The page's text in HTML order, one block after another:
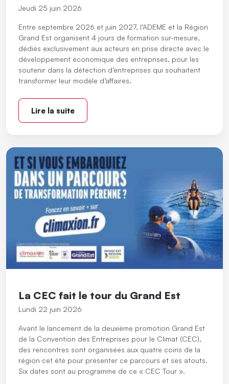
Jeudi 25 juin 2026
Entre septembre 2026 et juin 2027, l’ADEME et la Région
Grand Est organisent 4 jours de formation sur-mesure,
dédiés exclusivement aux acteurs en prise directe avec le
développement économique des entreprises, pour les
soutenir dans la détection d’entreprises qui souhaitent
transformer leur modèle d’affaires.
Lire la suite
La CEC fait le tour du Grand Est
Lundi 22 juin 2026
Avant le lancement de la deuxième promotion Grand Est
de la Convention des Entreprises pour le Climat (CEC),
des rencontres sont organisées aux quatre coins de la
région cet été pour présenter ce parcours et ses atouts.
Six dates sont au programme de ce « CEC Tour ».